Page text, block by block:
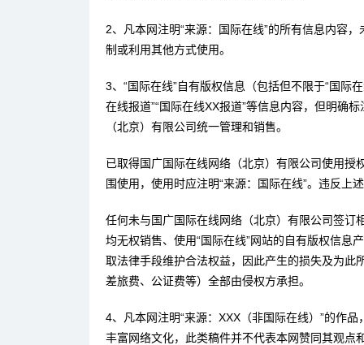
2、凡本网注明“来源：国际在线”的所有信息内容
制或利用其他方式使用。
3、“国际在线”自有版权信息（包括但不限于“国际
在线报道”“国际在线XX报道”等信息内容，但明确
（北京）有限公司统一管理和销售。
已取得国广国际在线网络（北京）有限公司使用
围使用，使用时应注明“来源：国际在线”。违反上
任何未与国广国际在线网络（北京）有限公司签订
均无权销售、使用“国际在线”网站的自有版权信息
取法律手段维护合法权益，因此产生的损失及为此
差旅费、公证费等）全部由侵权方承担。
4、凡本网注明“来源：XXX（非国际在线）”的作
丰富网络文化，此类稿件并不代表本网赞同其观点